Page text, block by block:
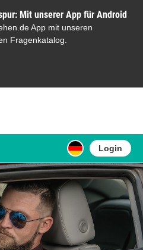
Mit unserer App für Android
App mit unseren
Fragenkatalog.
Login